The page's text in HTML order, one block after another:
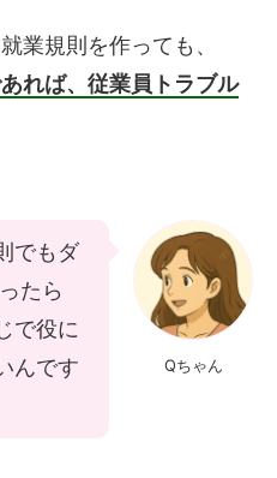
業規則を作っても、
れば、従業員トラブル
Qちゃん
でもダ
たら
で役に
んです